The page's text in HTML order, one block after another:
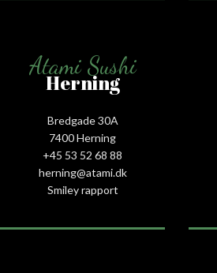
Atami Sushi
Herning
Bredgade 30A
7400 Herning
+45 53 52 68 88
herning@atami.dk
Smiley rapport